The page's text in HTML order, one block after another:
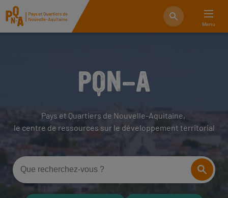
Menu
PQN-A
Pays et Quartiers de Nouvelle-Aquitaine,
le centre de ressources sur le développement territorial